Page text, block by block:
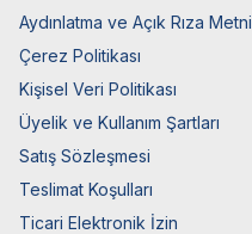
Aydınlatma ve Açık Rıza Metni
Çerez Politikası
Kişisel Veri Politikası
Üyelik ve Kullanım Şartları
Satış Sözleşmesi
Teslimat Koşulları
Ticari Elektronik İzin